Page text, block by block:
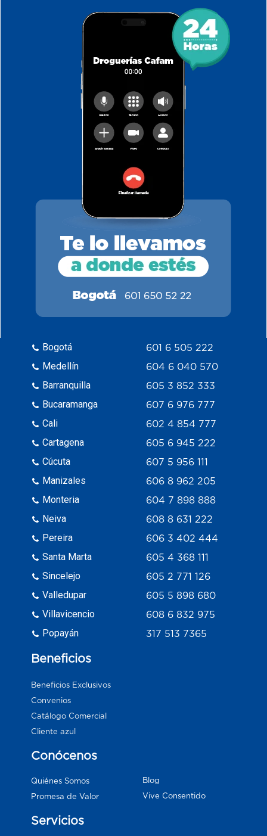
Bogotá
Medellín
Barranquilla
Bucaramanga
Cali
Cartagena
Cúcuta
Manizales
Monteria
Neiva
Pereira
Santa Marta
Sincelejo
Valledupar
Villavicencio
Popayán
601 6 505 222
604 6 040 570
605 3 852 333
607 6 976 777
602 4 854 777
605 6 945 222
607 5 956 111
606 8 962 205
604 7 898 888
608 8 631 222
606 3 402 444
605 4 368 111
605 2 771 126
605 5 898 680
608 6 832 975
317 513 7365
Beneficios
Beneficios Exclusivos
Convenios
Catálogo Comercial
Cliente azul
Conócenos
Quiénes Somos
Promesa de Valor
Blog
Vive Consentido
Servicios